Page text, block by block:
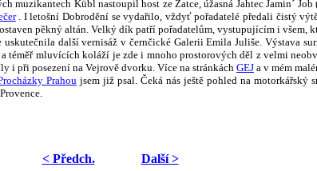
muzikantech Kübl nastoupil host ze Žatce, úžasná Jahtec Jamin´
. I letošní Dobrodění se vydařilo, vždyť pořadatelé předali čistý
pěkný altán. Velký dík patří pořadatelům, vystupujícím i všem,
uskutečnila další vernisáž v černčické Galerii Emila Juliše. Výstava
téměř mluvících koláží je zde i mnoho prostorových děl z velmi
i při posezení na Vejrově dvorku. Více na stránkách GEJ a v mém
Prahou jsem již psal. Čeká nás ještě pohled na motorkářský
< Předch.
Další >